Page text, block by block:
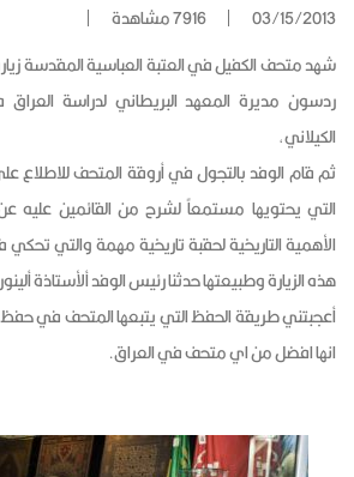
03/15/2013
7916 مشاهدة
شهد متحف الكفيل في العتبة العباسية المقدسة
ردسون مديرة المعهد البريطاني لدراسة العراق
الكيلاني,
ثم قام الوفد بالتجول في أروقة المتحف للاطلاع
التي يحتويها مستمعاً لشرح من القائمين عليه
الأهمية التاريخية لحقبة تاريخية مهمة والتي
هذه الزيارة وطبيعتها حدثنا رئيس الوفد ألأستاذة
أعجبتني طريقة الحفظ التي يتبعها المتحف في حفظ
انها افضل من اي متحف في العراق.